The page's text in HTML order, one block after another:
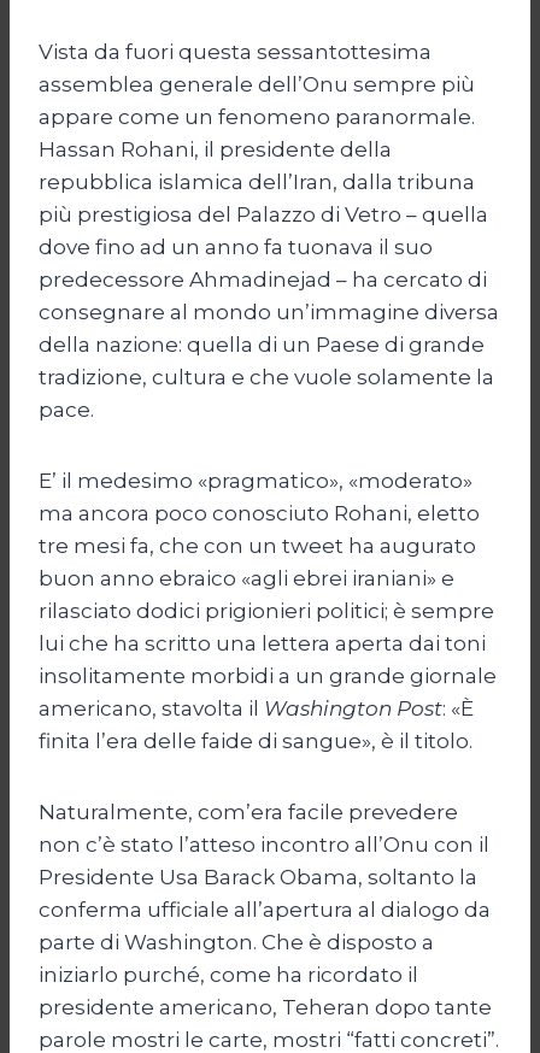
Vista da fuori questa sessantottesima
assemblea generale dell’Onu sempre più
appare come un fenomeno paranormale.
Hassan Rohani, il presidente della
repubblica islamica dell’Iran, dalla tribuna
più prestigiosa del Palazzo di Vetro – quella
dove fino ad un anno fa tuonava il suo
predecessore Ahmadinejad – ha cercato di
consegnare al mondo un’immagine diversa
della nazione: quella di un Paese di grande
tradizione, cultura e che vuole solamente la
pace.
E’ il medesimo «pragmatico», «moderato»
ma ancora poco conosciuto Rohani, eletto
tre mesi fa, che con un tweet ha augurato
buon anno ebraico «agli ebrei iraniani» e
rilasciato dodici prigionieri politici; è sempre
lui che ha scritto una lettera aperta dai toni
insolitamente morbidi a un grande giornale
americano, stavolta il Washington Post: «È
finita l’era delle faide di sangue», è il titolo.
Naturalmente, com’era facile prevedere
non c’è stato l’atteso incontro all’Onu con il
Presidente Usa Barack Obama, soltanto la
conferma ufficiale all’apertura al dialogo da
parte di Washington. Che è disposto a
iniziarlo purché, come ha ricordato il
presidente americano, Teheran dopo tante
parole mostri le carte, mostri “fatti concreti”.